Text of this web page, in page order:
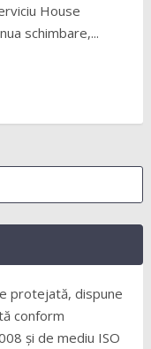
House
schimbare,...
protejată, dispune
conform
și de mediu ISO